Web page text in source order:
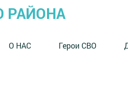
РАЙОНА
О НАС Герои СВО